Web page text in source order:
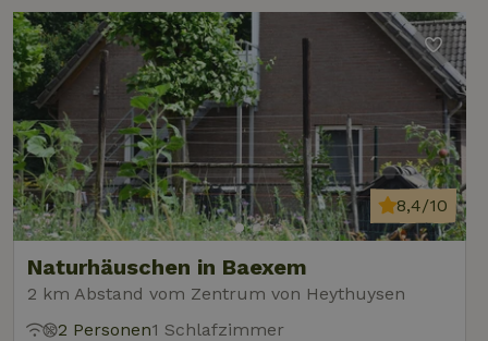
Naturhäuschen in Baexem
2 km Abstand vom Zentrum von Heythuysen
8,4/10
2 Personen1 Schlafzimmer